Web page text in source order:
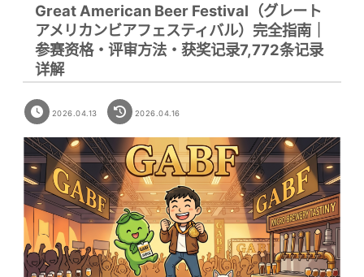
Great American Beer Festival（グレート
アメリカンビアフェスティバル）完全指南｜
参赛资格・评审方法・获奖记录7,772条记录
详解
2026.04.13 2026.04.16